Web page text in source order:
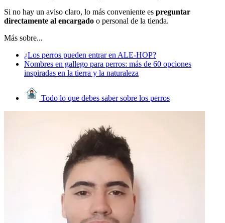
Si no hay un aviso claro, lo más conveniente es preguntar
directamente al encargado o personal de la tienda.
Más sobre...
¿Los perros pueden entrar en ALE-HOP?
Nombres en gallego para perros: más de 60 opciones
inspiradas en la tierra y la naturaleza
Todo lo que debes saber sobre los perros